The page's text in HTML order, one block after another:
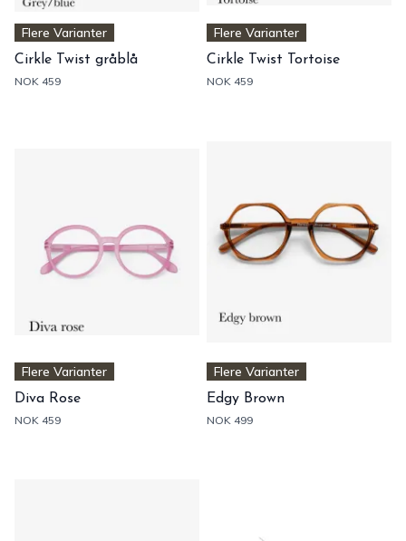
Flere Varianter
Cirkle Twist gråblå
NOK 459
Flere Varianter
Cirkle Twist Tortoise
NOK 459
Flere Varianter
Diva Rose
NOK 459
Flere Varianter
Edgy Brown
NOK 499